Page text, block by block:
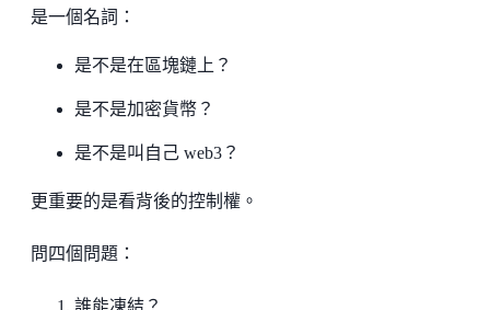
是一個名詞：
是不是在區塊鏈上？
是不是加密貨幣？
是不是叫自己 web3？
更重要的是看背後的控制權。
問四個問題：
誰能凍結？